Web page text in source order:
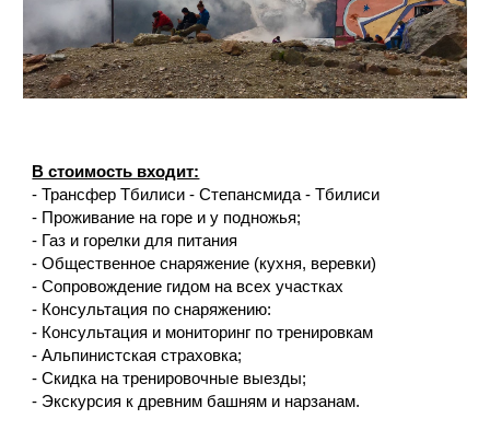
В стоимость входит:
- Трансфер Тбилиси - Степансмида - Тбилиси
- Проживание на горе и у подножья;
- Газ и горелки для питания
- Общественное снаряжение (кухня, веревки)
- Сопровождение гидом на всех участках
- Консультация по снаряжению:
- Консультация и мониторинг по тренировкам
- Альпинистская страховка;
- Скидка на тренировочные выезды;
- Экскурсия к древним башням и нарзанам.